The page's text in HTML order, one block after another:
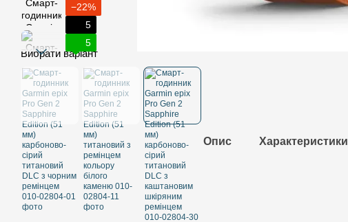
−22%
5
5
Вибрати варіант
Опис Характеристики